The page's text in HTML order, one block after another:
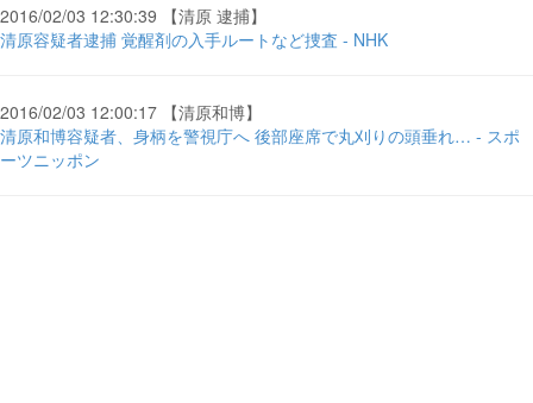
2016/02/03 12:30:39 【清原 逮捕】
清原容疑者逮捕 覚醒剤の入手ルートなど捜査 - NHK
2016/02/03 12:00:17 【清原和博】
清原和博容疑者、身柄を警視庁へ 後部座席で丸刈りの頭垂れ… - スポ
ーツニッポン